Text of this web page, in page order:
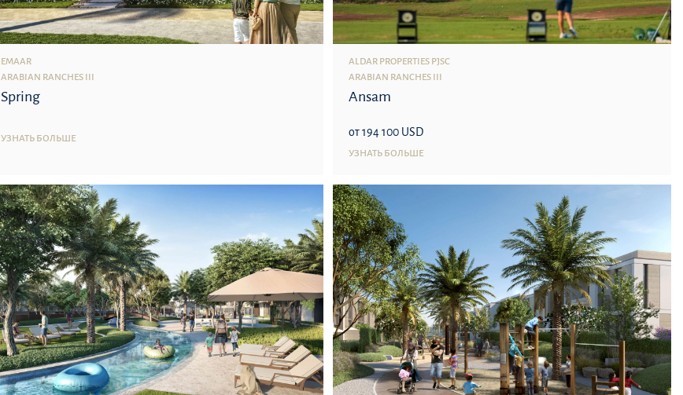
EMAAR
ARABIAN RANCHES III
Spring
УЗНАТЬ БОЛЬШЕ
ALDAR PROPERTIES PJSC
ARABIAN RANCHES III
Ansam
от 194 100 USD
УЗНАТЬ БОЛЬШЕ